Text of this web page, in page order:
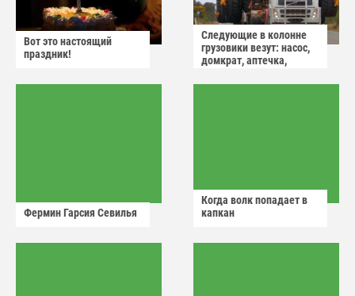
Вот это настоящий
праздник!
Следующие в колонне
грузовики везут: насос,
домкрат, аптечка,
Фермин Гарсия Севилья
Когда волк попадает в
капкан